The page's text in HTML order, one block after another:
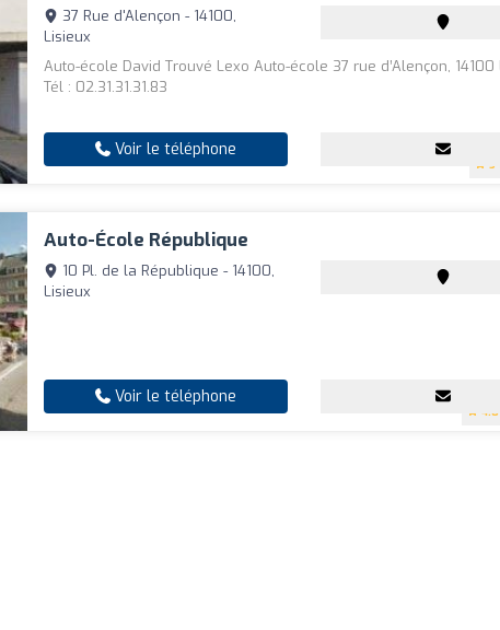
5
37 Rue d'Alençon - 14100,
Lisieux
Auto-école David Trouvé Lexo Auto-école 37 rue d’Alençon, 14100
Tél : 02.31.31.31.83
Voir le téléphone
Auto-École République
4.8
10 Pl. de la République - 14100,
Lisieux
Voir le téléphone